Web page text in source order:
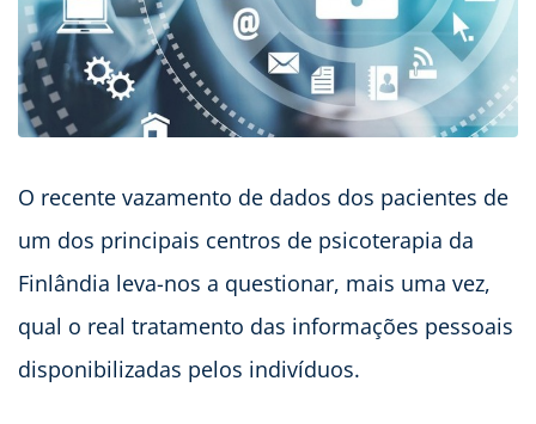
O recente vazamento de dados dos pacientes de
um dos principais centros de psicoterapia da
Finlândia leva-nos a questionar, mais uma vez,
qual o real tratamento das informações pessoais
disponibilizadas pelos indivíduos.